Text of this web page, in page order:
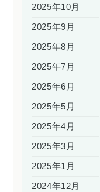
2025年10月
2025年9月
2025年8月
2025年7月
2025年6月
2025年5月
2025年4月
2025年3月
2025年1月
2024年12月